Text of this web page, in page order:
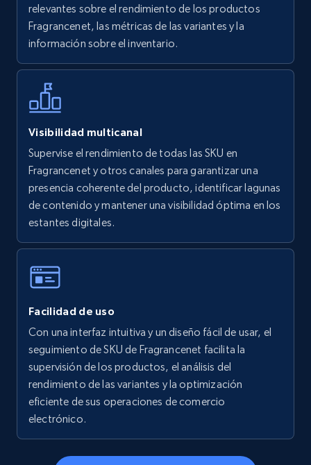
875+ Comenzar ahora
Walmart - products - Find new products by
using specific category URL
URL, Final price, Sku, Currency, Gtin,
more.
5.6K+ 875+ Comenzar ahora
specific keywords
Specifications, Image urls, Top reviews, and
more.
5.6K+ 875+ Comenzar ahora
Walmart - products - Discover products by
using sku numbers
relevantes sobre el rendimiento de los productos
Fragrancenet, las métricas de las variantes y la
información sobre el inventario.
Visibilidad multicanal
Supervise el rendimiento de todas las SKU en
Fragrancenet y otros canales para garantizar una
presencia coherente del producto, identificar lagunas
de contenido y mantener una visibilidad óptima en los
estantes digitales.
Facilidad de uso
Con una interfaz intuitiva y un diseño fácil de usar, el
seguimiento de SKU de Fragrancenet facilita la
supervisión de los productos, el análisis del
rendimiento de las variantes y la optimización
eficiente de sus operaciones de comercio
electrónico.